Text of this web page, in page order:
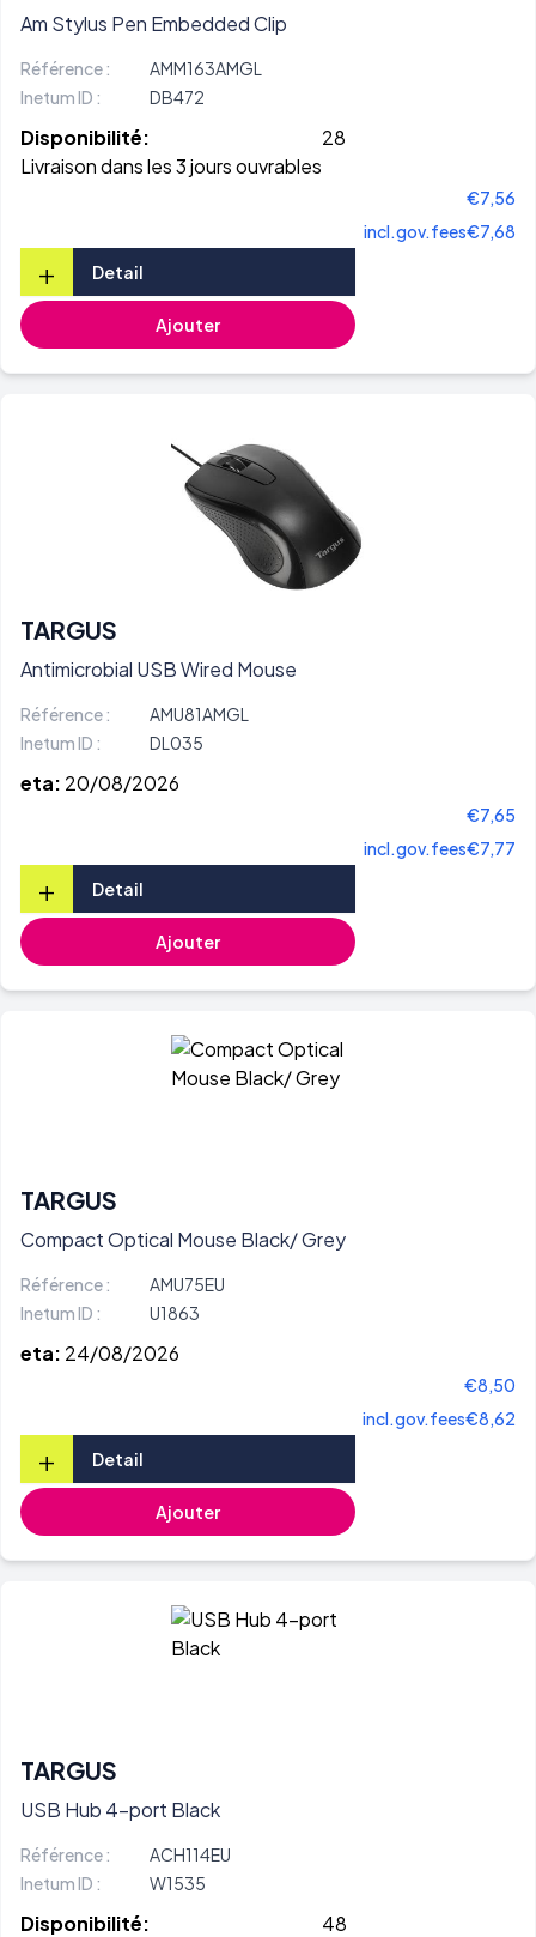
Am Stylus Pen Embedded Clip
Référence :
AMM163AMGL
Inetum ID :
DB472
Disponibilité:
28
Livraison dans les 3 jours ouvrables
€7,56
incl.gov.fees€7,68
+ Detail
Ajouter
TARGUS
Antimicrobial USB Wired Mouse
Référence :
AMU81AMGL
Inetum ID :
DL035
eta: 20/08/2026
€7,65
incl.gov.fees€7,77
+ Detail
Ajouter
TARGUS
Compact Optical Mouse Black/ Grey
Référence :
AMU75EU
Inetum ID :
U1863
eta: 24/08/2026
€8,50
incl.gov.fees€8,62
+ Detail
Ajouter
TARGUS
USB Hub 4-port Black
Référence :
ACH114EU
Inetum ID :
W1535
Disponibilité: 48